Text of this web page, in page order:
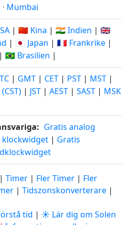
· Mumbai
| 🇨🇳 Kina | 🇮🇳 Indien | 🇬🇧
| 🇯🇵 Japan | 🇫🇷 Frankrike |
| 🇧🇷 Brasilien |
| GMT | CET | PST | MST |
| JST | AEST | SAST | MSK
Gratis analog
klockwidget | Gratis
| Timer | Fler Timer | Fler
| Tidszonskonverterare |
tid | ☀️ Lär dig om Solen